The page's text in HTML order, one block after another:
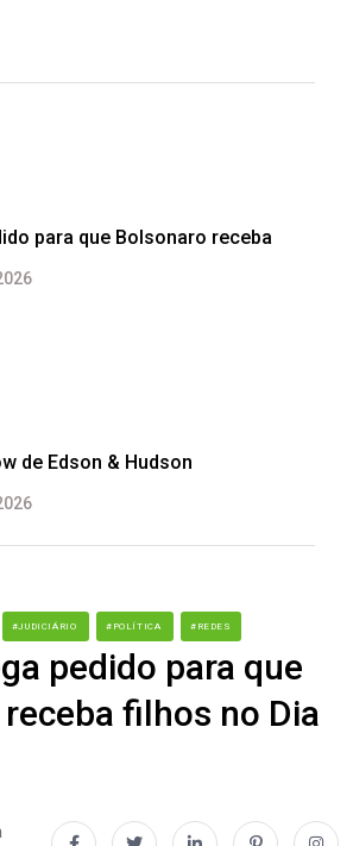
para que Bolsonaro receba
de Edson & Hudson
#JUDICIÁRIO #POLÍTICA #REDES
pedido para que
filhos no Dia